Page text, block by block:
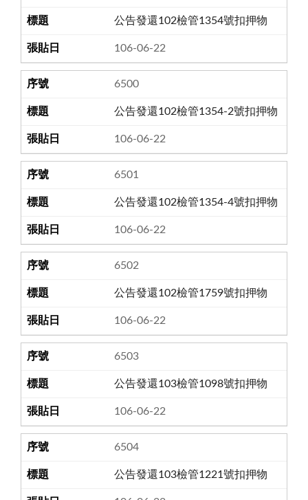
公告發還102檢管1354號扣押物
106-06-22
6500
公告發還102檢管1354-2號扣押物
106-06-22
6501
公告發還102檢管1354-4號扣押物
106-06-22
6502
公告發還102檢管1759號扣押物
106-06-22
6503
公告發還103檢管1098號扣押物
106-06-22
6504
公告發還103檢管1221號扣押物